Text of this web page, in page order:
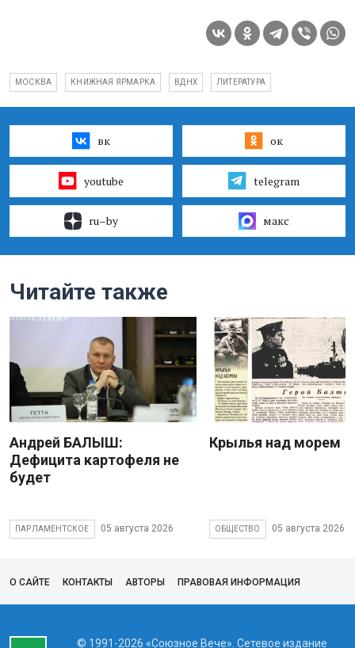
МОСКВА КНИЖНАЯ ЯРМАРКА ВДНХ ЛИТЕРАТУРА
вк ок
youtube telegram
ru–by макс
Читайте также
Андрей БАЛЫШ:
Дефицита картофеля не
будет
ПАРЛАМЕНТСКОЕ 05 августа 2026
Крылья над морем
ОБЩЕСТВО 05 августа 2026
О САЙТЕ КОНТАКТЫ АВТОРЫ ПРАВОВАЯ ИНФОРМАЦИЯ
© 1991-2026 «Союзное Вече». Сетевое издание